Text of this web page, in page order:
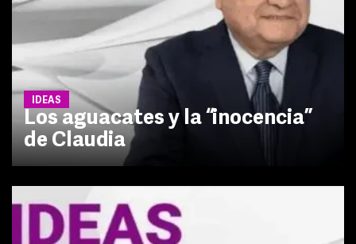
IDEAS
Los aguacates y la “inocencia”
de Claudia